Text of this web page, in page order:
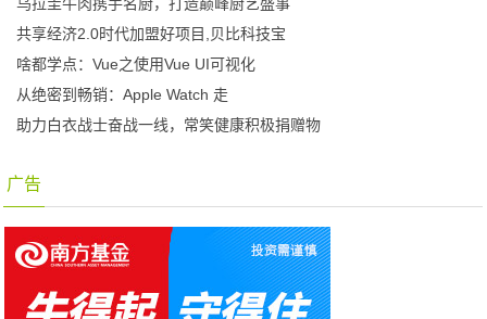
共享经济2.0时代加盟好项目,贝比科技宝
啥都学点：Vue之使用Vue UI可视化
从绝密到畅销：Apple Watch 走
助力白衣战士奋战一线，常笑健康积极捐赠物
广告